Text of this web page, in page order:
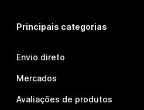
Principais categorias
Envio direto
Mercados
Avaliações de produtos